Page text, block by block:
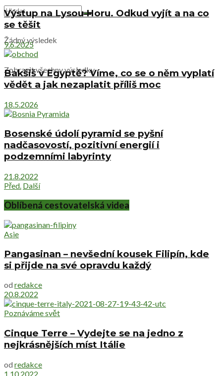
Žádný výsledek
Zobrazit všechny výsledky
Výstup na Lysou Horu. Odkud vyjít a na co
se těšit
9.6.2025
Bakšiš v Egyptě? Víme, co se o něm vyplatí
vědět a jak nezaplatit příliš moc
18.5.2026
Bosenské údolí pyramid se pyšní
nadčasovostí, pozitivní energií i
podzemními labyrinty
21.8.2022
Před. Další
Oblíbená cestovatelská videa
Asie
Pangasinan – nevšední kousek Filipín, kde
si přijde na své opravdu každý
od redakce
20.8.2022
Poznáváme svět
Cinque Terre – Vydejte se na jedno z
nejkrásnějších míst Itálie
od redakce
1.10.2022